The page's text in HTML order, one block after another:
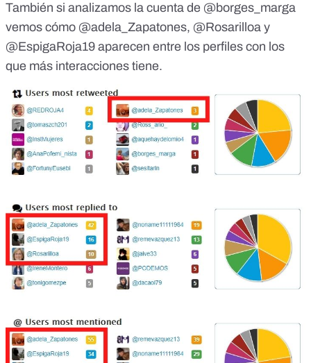
También si analizamos la cuenta de @borges_marga
vemos cómo @adela_Zapatones, @Rosarilloa y
@EspigaRoja19 aparecen entre los perfiles con los
que más interacciones tiene.